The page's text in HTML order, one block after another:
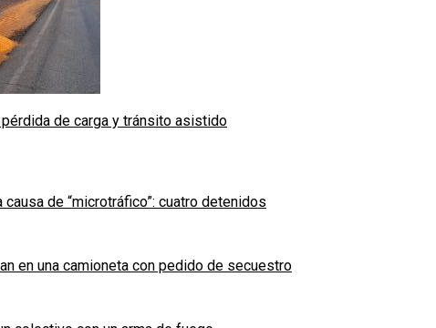
de carga y tránsito asistido
de “microtráfico”: cuatro detenidos
en una camioneta con pedido de secuestro